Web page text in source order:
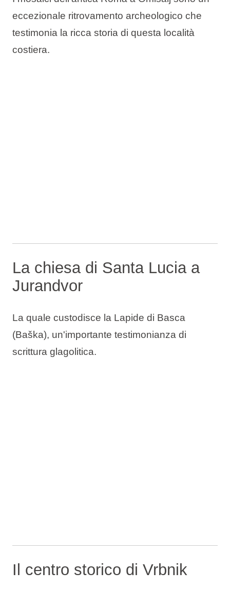
eccezionale ritrovamento archeologico che
testimonia la ricca storia di questa località
costiera.
La chiesa di Santa Lucia a
Jurandvor
La quale custodisce la Lapide di Basca
(Baška), un'importante testimonianza di
scrittura glagolitica.
Il centro storico di Vrbnik